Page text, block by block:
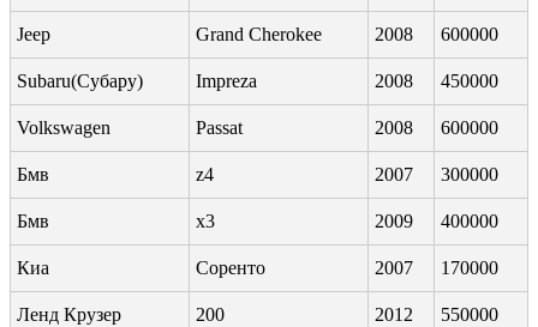
Jeep Grand Cherokee 2008 600000
Subaru(Субару) Impreza 2008 450000
Volkswagen Passat 2008 600000
Бмв z4 2007 300000
Бмв х3 2009 400000
Киа Соренто 2007 170000
Ленд Крузер 200 2012 550000